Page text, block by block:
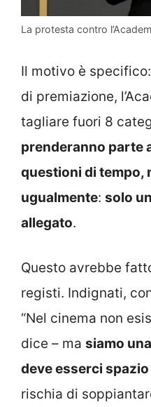
La protesta contro
Il motivo è
di premiazione,
tagliare fuori 8
prenderanno parte
questioni di tempo,
ugualmente: solo
allegato.
Questo avrebbe
registi. Indignati,
“Nel cinema non
dice – ma siamo
deve esserci
rischia di